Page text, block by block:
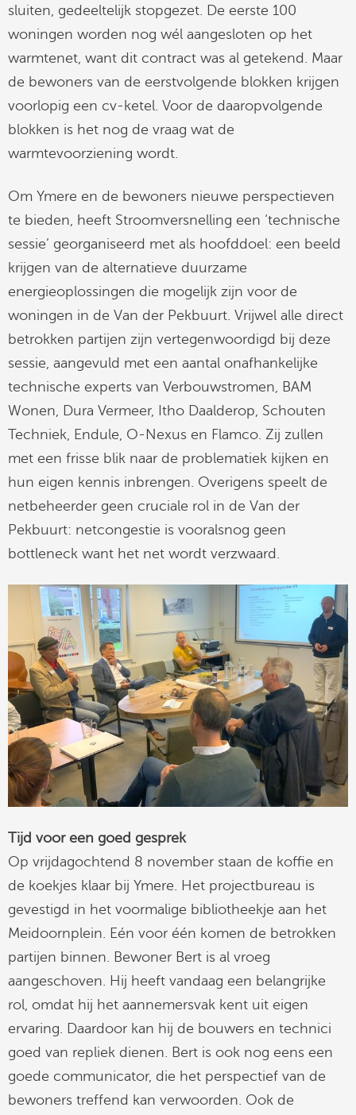
sluiten, gedeeltelijk stopgezet. De eerste 100
woningen worden nog wél aangesloten op het
warmtenet, want dit contract was al getekend. Maar
de bewoners van de eerstvolgende blokken krijgen
voorlopig een cv-ketel. Voor de daaropvolgende
blokken is het nog de vraag wat de
warmtevoorziening wordt.
Om Ymere en de bewoners nieuwe perspectieven
te bieden, heeft Stroomversnelling een ‘technische
sessie’ georganiseerd met als hoofddoel: een beeld
krijgen van de alternatieve duurzame
energieoplossingen die mogelijk zijn voor de
woningen in de Van der Pekbuurt. Vrijwel alle direct
betrokken partijen zijn vertegenwoordigd bij deze
sessie, aangevuld met een aantal onafhankelijke
technische experts van Verbouwstromen, BAM
Wonen, Dura Vermeer, Itho Daalderop, Schouten
Techniek, Endule, O-Nexus en Flamco. Zij zullen
met een frisse blik naar de problematiek kijken en
hun eigen kennis inbrengen. Overigens speelt de
netbeheerder geen cruciale rol in de Van der
Pekbuurt: netcongestie is vooralsnog geen
bottleneck want het net wordt verzwaard.
Tijd voor een goed gesprek
Op vrijdagochtend 8 november staan de koffie en
de koekjes klaar bij Ymere. Het projectbureau is
gevestigd in het voormalige bibliotheekje aan het
Meidoornplein. Eén voor één komen de betrokken
partijen binnen. Bewoner Bert is al vroeg
aangeschoven. Hij heeft vandaag een belangrijke
rol, omdat hij het aannemersvak kent uit eigen
ervaring. Daardoor kan hij de bouwers en technici
goed van repliek dienen. Bert is ook nog eens een
goede communicator, die het perspectief van de
bewoners treffend kan verwoorden. Ook de